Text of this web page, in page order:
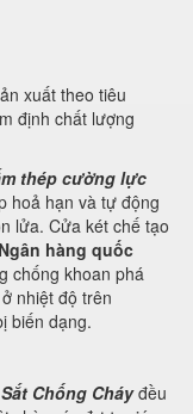
xuất theo tiêu
định chất lượng
thép cường lực
hoả hạn và tự động
lửa. Cửa két chế tạo
hàng quốc
chống khoan phá
nhiệt độ trên
biến dạng.
Chống Cháyđều